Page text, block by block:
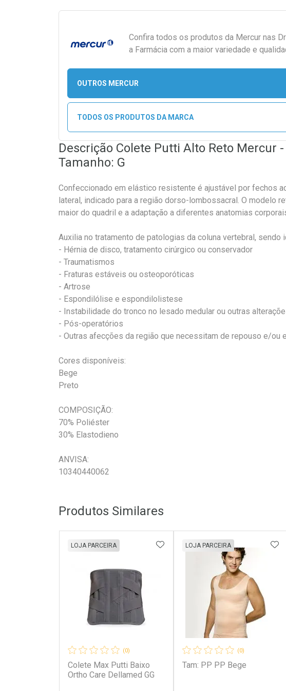
Confira todos os produtos da Mercur nas
a Farmácia com a maior variedade e
OUTROS MERCUR
TODOS OS PRODUTOS DA MARCA
Descrição Colete Putti Alto Reto Mercur
Tamanho: G
Confeccionado em elástico resistente é ajustável por fechos
lateral, indicado para a região dorso-lombossacral. O modelo
maior do quadril e a adaptação a diferentes anatomias
Auxilia no tratamento de patologias da coluna vertebral, sendo
- Hérnia de disco, tratamento cirúrgico ou conservador
- Traumatismos
- Fraturas estáveis ou osteoporóticas
- Artrose
- Espondilólise e espondilolistese
- Instabilidade do tronco no lesado medular ou outras
- Pós-operatórios
- Outras afecções da região que necessitam de repouso e/ou
Cores disponíveis:
Bege
Preto
COMPOSIÇÃO:
70% Poliéster
30% Elastodieno
ANVISA:
10340440062
Produtos Similares
(0)
Colete Max Putti Baixo
Ortho Care Dellamed GG
LOJA PARCEIRA ADICIONAR AOS FAVORITOS
(0)
Tam: PP PP Bege
LOJA PARCEIRA